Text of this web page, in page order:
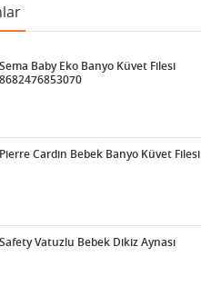
Sema Baby Eko Banyo Küvet Filesi
8682476853070
Pierre Cardin Bebek Banyo Küvet Filesi
Safety Vatuzlu Bebek Dikiz Aynası